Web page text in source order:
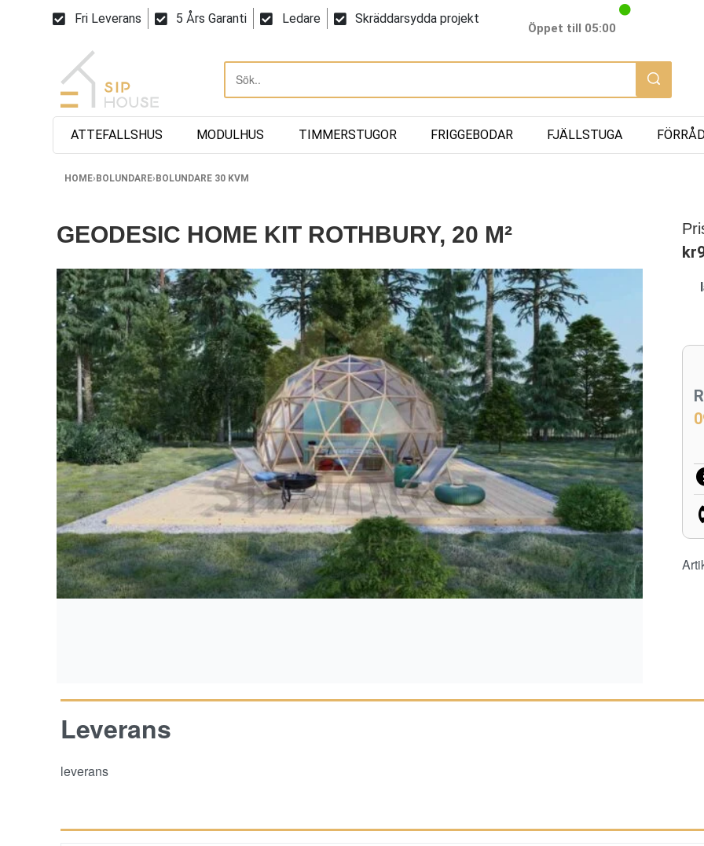
Fri Leverans 5 Års Garanti Ledare Skräddarsydda projekt
Öppet till 05:00
ATTEFALLSHUS MODULHUS TIMMERSTUGOR FRIGGEBODAR FJÄLLSTUGA
HOME› BOLUNDARE› BOLUNDARE 30 KVM
GEODESIC HOME KIT ROTHBURY, 20 M²
kr
Leverans
leverans